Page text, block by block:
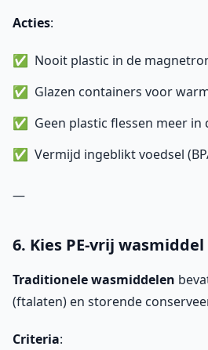
Acties:
Nooit plastic in de
Glazen containers voor
Geen plastic flessen meer in
Vermijd ingeblikt voedsel
—
6. Kies PE-vrij wasmiddel
Traditionele wasmiddelen
(ftalaten) en storende
Criteria: